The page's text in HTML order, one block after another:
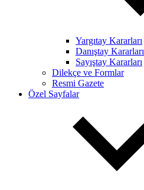
Yargıtay Kararları
Danıştay Kararları
Sayıştay Kararları
Dilekçe ve Formlar
Resmi Gazete
Özel Sayfalar